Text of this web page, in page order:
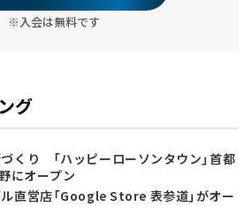
※入会は無料です
グ
くり 「ハッピーローソンタウン」首都
にオープン
直営店「Google Store 表参道」がオー